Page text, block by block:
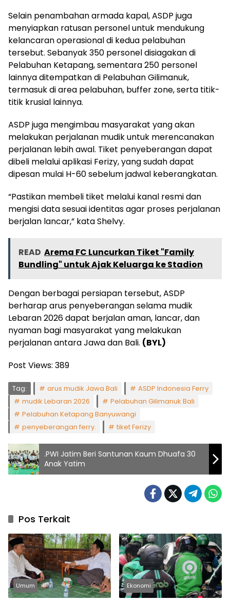
Selain penambahan armada kapal, ASDP juga
menyiapkan ratusan personel untuk mendukung
kelancaran operasional di kedua pelabuhan
tersebut. Sebanyak 350 personel disiagakan di
Pelabuhan Ketapang, sementara 250 personel
lainnya ditempatkan di Pelabuhan Gilimanuk,
termasuk di area pelabuhan, buffer zone, serta titik-
titik krusial lainnya.
ASDP juga mengimbau masyarakat yang akan
melakukan perjalanan mudik untuk merencanakan
perjalanan lebih awal. Tiket penyeberangan dapat
dibeli melalui aplikasi Ferizy, yang sudah dapat
dipesan mulai H-60 sebelum jadwal keberangkatan.
“Pastikan membeli tiket melalui kanal resmi dan
mengisi data sesuai identitas agar proses perjalanan
berjalan lancar,” kata Shelvy.
READ Arema FC Luncurkan Tiket "Family
Bundling" untuk Ajak Keluarga ke Stadion
Dengan berbagai persiapan tersebut, ASDP
berharap arus penyeberangan selama mudik
Lebaran 2026 dapat berjalan aman, lancar, dan
nyaman bagi masyarakat yang melakukan
perjalanan antara Jawa dan Bali. (BYL)
Post Views: 389
Tag: arus mudik Jawa Bali
ASDP Indonesia Ferry
mudik Lebaran 2026
Pelabuhan Gilimanuk Bali
Pelabuhan Ketapang Banyuwangi
penyeberangan ferry.
tiket Ferizy
.PWI Jatim Beri Santunan Kaum Dhuafa 30
Anak Yatim
Pos Terkait
Umum Ekonomi